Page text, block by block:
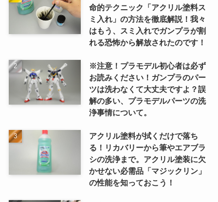
命的テクニック「アクリル塗料ス
ミ入れ」の方法を徹底解説！我々
はもう、スミ入れでガンプラが割
れる恐怖から解放されたのです！
※注意！プラモデル初心者は必ず
お読みください！ガンプラのパー
ツは洗わなくて大丈夫ですよ？誤
解の多い、プラモデルパーツの洗
浄事情について。
アクリル塗料が拭くだけで落ち
る！リカバリーから筆やエアブラ
シの洗浄まで。アクリル塗装に欠
かせない必需品「マジックリン」
の性能を知っておこう！